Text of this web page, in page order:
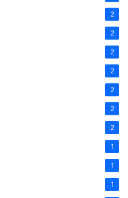
2
2
2
2
2
2
2
1
1
1